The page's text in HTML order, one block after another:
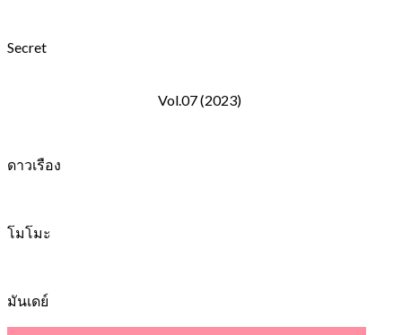
Secret
Vol.07 (2023)
ดาวเรือง
โมโมะ
มันเดย์